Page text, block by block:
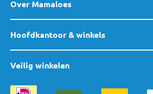
Over Mamaloes
Hoofdkantoor & winkels
Veilig winkelen